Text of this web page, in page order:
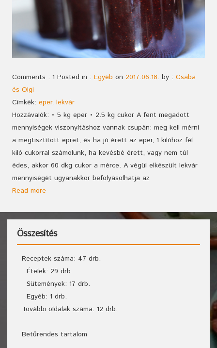
Comments : 1 Posted in : Egyéb on 2017.06.18. by : Csaba
és Olgi
Címkék: eper, lekvár
Hozzávalók: • 5 kg eper • 2.5 kg cukor A fent megadott
mennyiségek viszonyításhoz vannak csupán: meg kell mérni
a megtisztított epret, és ha jó érett az eper, 1 kilóhoz fél
kiló cukorral számolunk, ha kevésbé érett, vagy nem túl
édes, akkor 60 dkg cukor a mérce. A végül elkészült lekvár
mennyiségét ugyanakkor befolyásolhatja az
Read more
Összesítés
Receptek száma: 47 drb.
Ételek: 29 drb.
Sütemények: 17 drb.
Egyéb: 1 drb.
További oldalak száma: 12 drb.
Betűrendes tartalom